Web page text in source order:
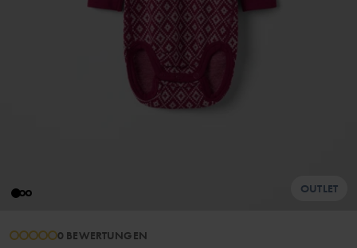
OUTLET
0 BEWERTUNGEN